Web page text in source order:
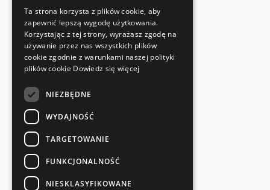
Voldoet aan de veiligheidsnormen
SNELLE EN EENVOUDIGE RETOUR
Retourservice
RECHTSTREEKS VAN DE FABRIKANT
Speciale kwaliteitscontrole
en meer...
Ta strona korzysta z plików cookie, aby
zapewnić lepszą wygodę użytkowania.
Korzystając z tej strony, wyrażasz zgodę na
używanie przez nas wszystkich plików
cookie zgodnie z warunkami naszej polityki
plików cookie Dowiedz się więcej
NIEZBĘDNE
WYDAJNOŚĆ
TARGETOWANIE
FUNKCJONALNOŚĆ
NIESKLASYFIKOWANE